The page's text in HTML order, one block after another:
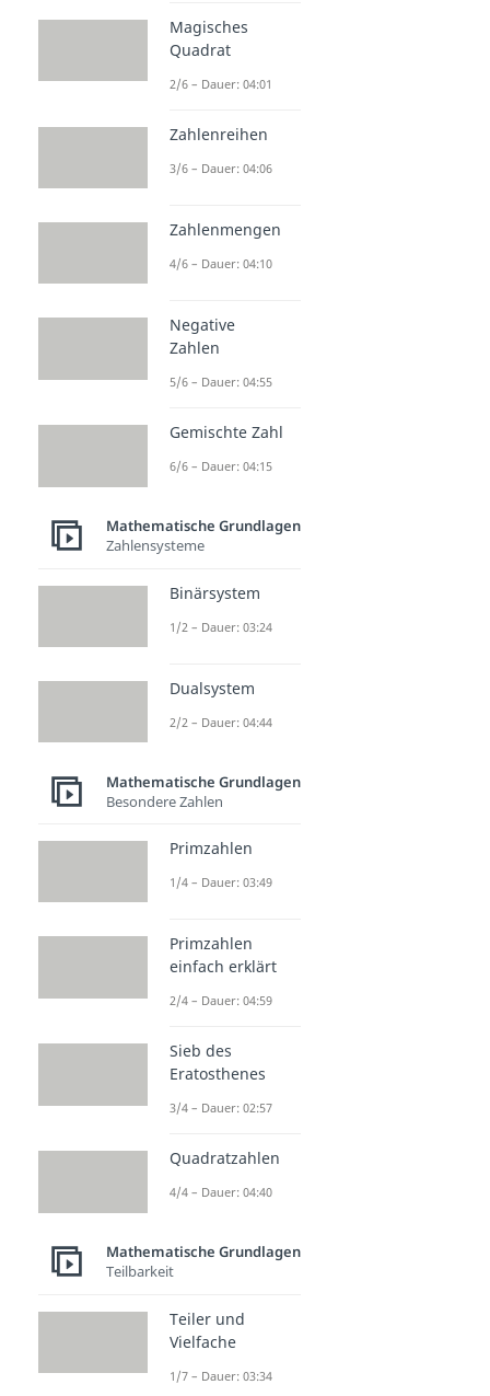
Magisches
Quadrat
2/6 – Dauer: 04:01
Zahlenreihen
3/6 – Dauer: 04:06
Zahlenmengen
4/6 – Dauer: 04:10
Negative
Zahlen
5/6 – Dauer: 04:55
Gemischte Zahl
6/6 – Dauer: 04:15
Mathematische Grundlagen
Zahlensysteme
Binärsystem
1/2 – Dauer: 03:24
Dualsystem
2/2 – Dauer: 04:44
Mathematische Grundlagen
Besondere Zahlen
Primzahlen
1/4 – Dauer: 03:49
Primzahlen
einfach erklärt
2/4 – Dauer: 04:59
Sieb des
Eratosthenes
3/4 – Dauer: 02:57
Quadratzahlen
4/4 – Dauer: 04:40
Mathematische Grundlagen
Teilbarkeit
Teiler und
Vielfache
1/7 – Dauer: 03:34